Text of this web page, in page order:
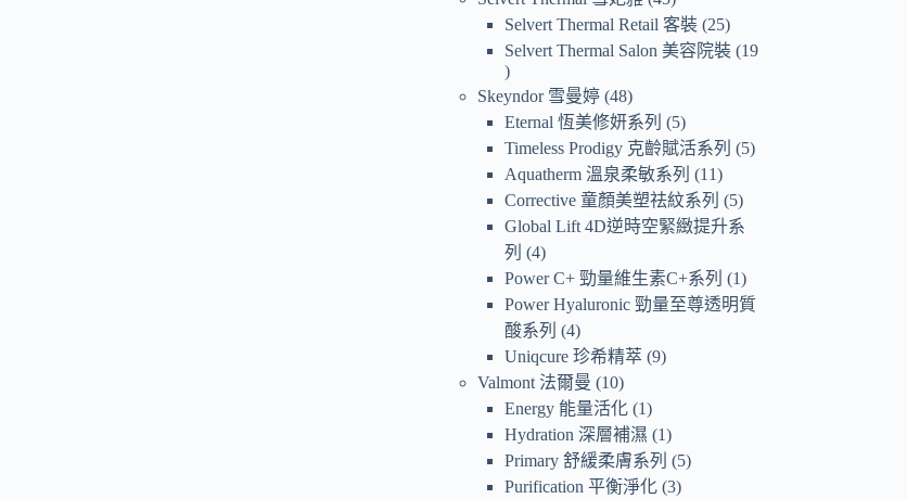
Selvert Thermal Retail 客裝 25
Selvert Thermal Salon 美容院裝 19
Skeyndor 雪曼婷 48
Eternal 恆美修妍系列
5
Timeless Prodigy 克齡賦活系列
5
Aquatherm 溫泉柔敏系列
11
Corrective 童顏美塑祛紋系列
5
Global Lift 4D逆時空緊緻提升系
列
4
Power C+ 勁量維生素C+系列
1
Power Hyaluronic 勁量至尊透明質
酸系列
4
Uniqcure 珍希精萃 9
Valmont 法爾曼
10
Energy 能量活化 1
Hydration 深層補濕
1
Primary 舒緩柔膚系列
5
Purification 平衡淨化 3